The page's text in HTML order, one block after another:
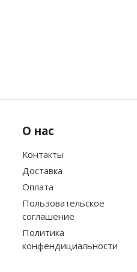
О нас
Контакты
Доставка
Оплата
Пользовательское
соглашение
Политика
конфендициальности